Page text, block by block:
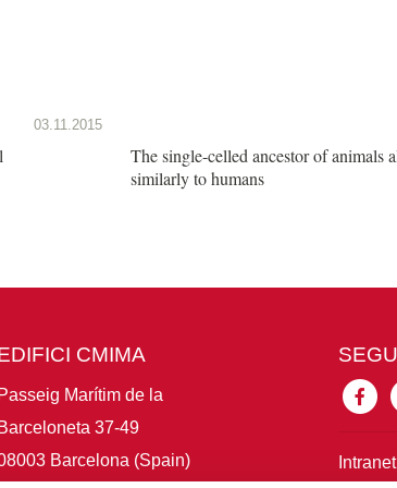
03.11.2015
The single-celled ancestor of animals
similarly to humans
CMIMA
Passeig Marítim de la
Barceloneta 37-49
Barcelona (Spain)
Intranet